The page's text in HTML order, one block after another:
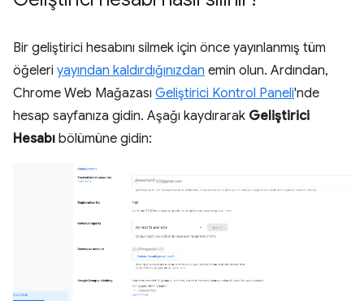
Bir geliştirici hesabını silmek için önce yayınlanmış tüm
öğeleri yayından kaldırdığınızdan emin olun. Ardından,
Chrome Web Mağazası Geliştirici Kontrol Paneli'nde
hesap sayfanıza gidin. Aşağı kaydırarak Geliştirici
Hesabı bölümüne gidin: